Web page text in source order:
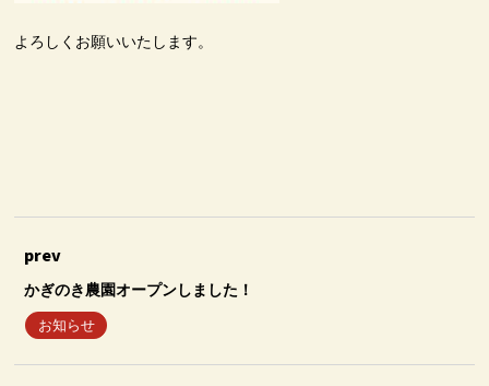
よろしくお願いいたします。
prev
かぎのき農園オープンしました！
お知らせ